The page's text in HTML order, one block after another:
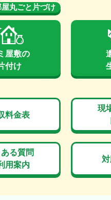
屋丸ごと片づけ
屋敷の
付け
料金表
現
る質問
用案内